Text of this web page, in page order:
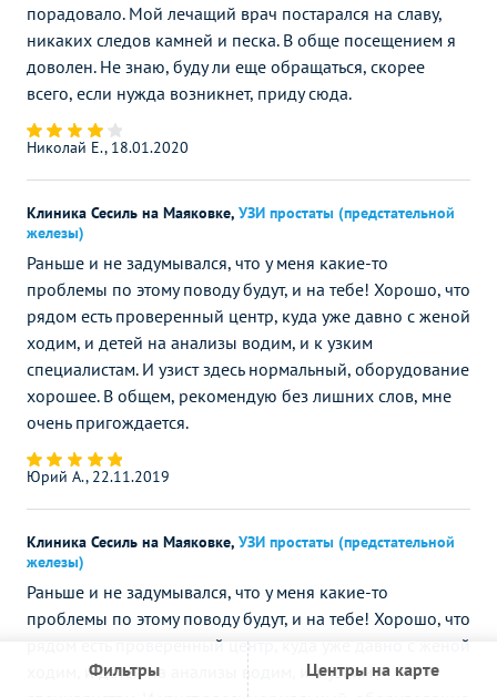
Фильтры Центры на карте
порадовало. Мой лечащий врач постарался на славу,
никаких следов камней и песка. В обще посещением я
доволен. Не знаю, буду ли еще обращаться, скорее
всего, если нужда возникнет, приду сюда.
Николай Е., 18.01.2020
Клиника Сесиль на Маяковке, УЗИ простаты (предстательной
железы)
Раньше и не задумывался, что у меня какие-то
проблемы по этому поводу будут, и на тебе! Хорошо, что
рядом есть проверенный центр, куда уже давно с женой
ходим, и детей на анализы водим, и к узким
специалистам. И узист здесь нормальный, оборудование
хорошее. В общем, рекомендую без лишних слов, мне
очень пригождается.
Юрий А., 22.11.2019
Клиника Сесиль на Маяковке, УЗИ простаты (предстательной
железы)
Раньше и не задумывался, что у меня какие-то
проблемы по этому поводу будут, и на тебе! Хорошо, что
рядом есть проверенный центр, куда уже давно с женой
ходим, и детей на анализы водим, и к узким